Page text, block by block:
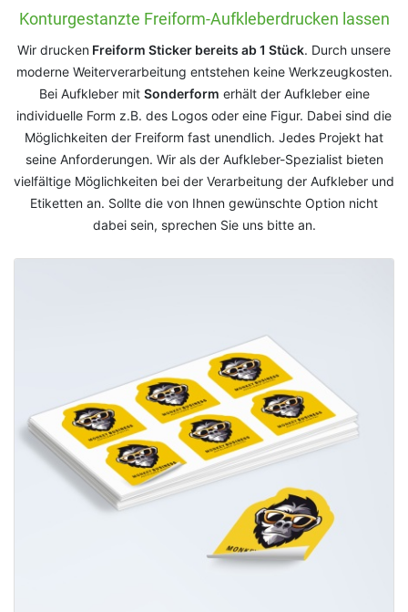
Konturgestanzte Freiform-Aufkleberdrucken lassen
Wir drucken Freiform Sticker bereits ab 1 Stück. Durch unsere
moderne Weiterverarbeitung entstehen keine Werkzeugkosten.
Bei Aufkleber mit Sonderform erhält der Aufkleber eine
individuelle Form z.B. des Logos oder eine Figur. Dabei sind die
Möglichkeiten der Freiform fast unendlich. Jedes Projekt hat
seine Anforderungen. Wir als der Aufkleber-Spezialist bieten
vielfältige Möglichkeiten bei der Verarbeitung der Aufkleber und
Etiketten an. Sollte die von Ihnen gewünschte Option nicht
dabei sein, sprechen Sie uns bitte an.